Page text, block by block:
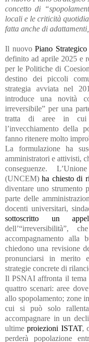
concetto di
locali e le criticità
fatta anche di
Il nuovoPiano
definito ad aprile 2025 e
per le Politiche di
destino dei piccoli
strategia avviata nel
introduce una novità
irreversibile” per una
tratta di aree in cui
l’invecchiamento della
fanno ritenere molto
La formulazione ha
amministratori e attivisti,
conseguenze.
(UNCEM)ha chiesto di
diventare uno strumento
parte delle
docenti universitari,
sottoscritto un
accompagnamento alla
chiedono una revisione
pronunciarsi in merito
strategie concrete di
Il PSNAI affronta il tema
quattro scenari: aree
allo spopolamento; zone
cui si può solo
accompagnare in un
ultimeproiezioni ISTAT,
perderà popolazione